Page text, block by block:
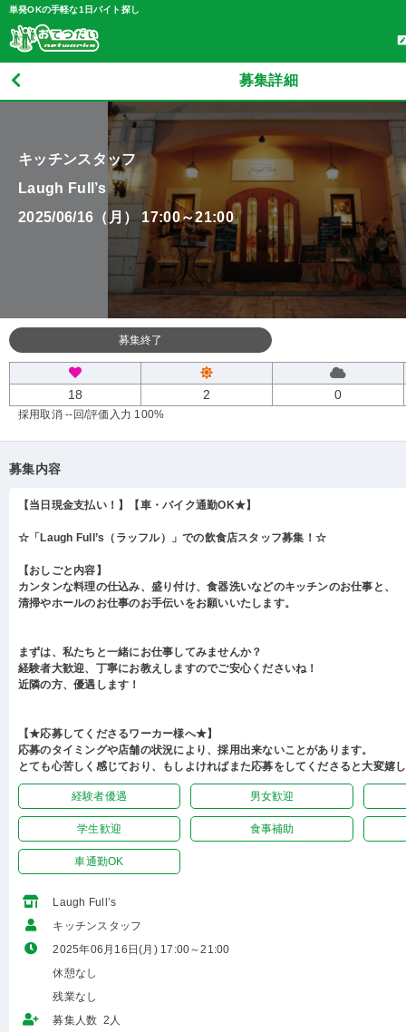
単発OKの手軽な1日バイト探し
募集詳細
キッチンスタッフ
Laugh Full’s
2025/06/16（月） 17:00～21:00
募集終了
18 2 0
採用取消 --回/評価入力 100%
募集内容
【当日現金支払い！】【車・バイク通勤OK★】
☆「Laugh Full’s（ラッフル）」での飲食店スタッフ募集！☆
【おしごと内容】
カンタンな料理の仕込み、盛り付け、食器洗いなどのキッチンのお仕事と、
清掃やホールのお仕事のお手伝いをお願いいたします。
まずは、私たちと一緒にお仕事してみませんか？
経験者大歓迎、丁寧にお教えしますのでご安心くださいね！
近隣の方、優遇します！
【★応募してくださるワーカー様へ★】
応募のタイミングや店舗の状況により、採用出来ないことがあります。
とても心苦しく感じており、もしよければまた応募をしてくださると大変嬉
経験者優遇 男女歓迎
学生歓迎 食事補助
車通勤OK
Laugh Full’s
キッチンスタッフ
2025年06月16日(月) 17:00～21:00
休憩なし
残業なし
募集人数 2人